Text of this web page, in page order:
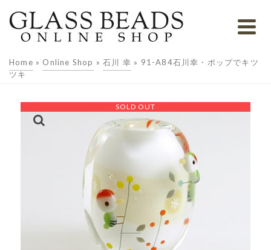
Home » Online Shop » 石川 幸 » 91-A84石川幸・ポップでキツ
ツキ
SOLD OUT